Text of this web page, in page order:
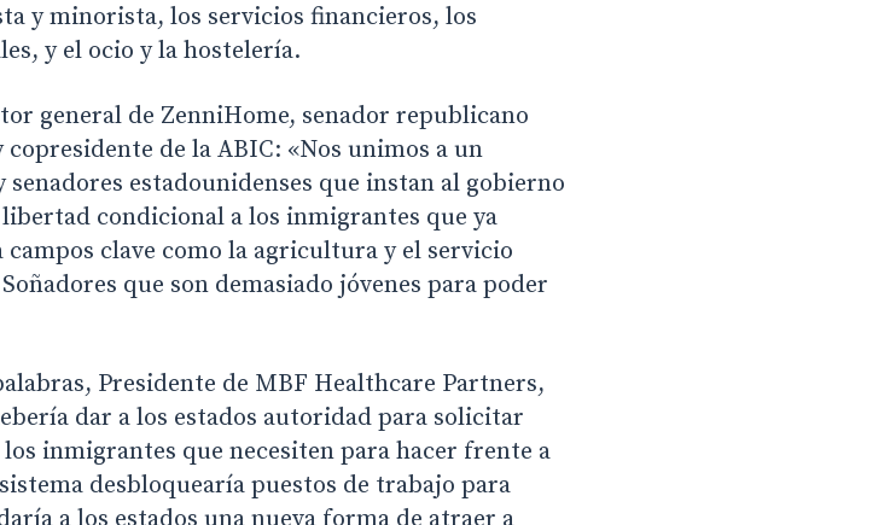
y minorista, los servicios financieros, los
y el ocio y la hostelería.
general de ZenniHome, senador republicano
de la ABIC: «Nos unimos a un
estadounidenses que instan al gobierno
condicional a los inmigrantes que ya
clave como la agricultura y el servicio
que son demasiado jóvenes para poder
Presidente de MBF Healthcare Partners,
dar a los estados autoridad para solicitar
inmigrantes que necesiten para hacer frente a
desbloquearía puestos de trabajo para